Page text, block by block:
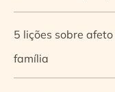
5 lições sobre
família